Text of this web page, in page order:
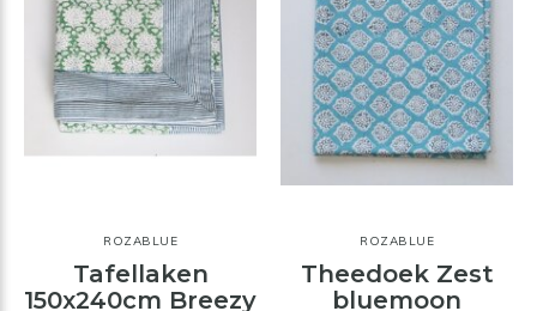
ROZABLUE
Tafellaken
150x240cm Breezy
ROZABLUE
Theedoek Zest
bluemoon